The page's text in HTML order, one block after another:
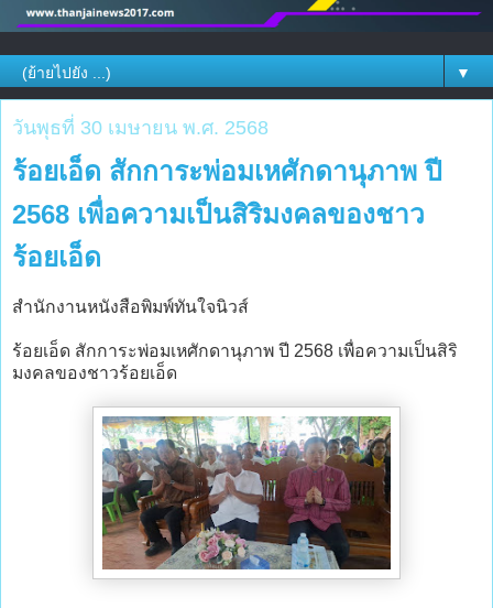
▼
วันพุธที่ 30 เมษายน พ.ศ. 2568
ร้อยเอ็ด สักการะพ่อมเหศักดานุภาพ ปี
2568 เพื่อความเป็นสิริมงคลของชาว
ร้อยเอ็ด
สำนักงานหนังสือพิมพ์ทันใจนิวส์
ร้อยเอ็ด สักการะพ่อมเหศักดานุภาพ ปี 2568 เพื่อความเป็นสิริ
มงคลของชาวร้อยเอ็ด